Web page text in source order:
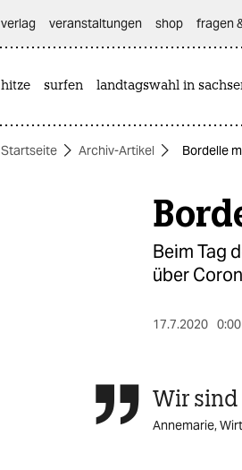
themen
verlag
veranstaltungen shop fragen
hitze surfen landtagswahl in
Startseite Archiv-Artikel Bordelle
Beim Tag
über
17.7.2020
 Wir
Annemarie,